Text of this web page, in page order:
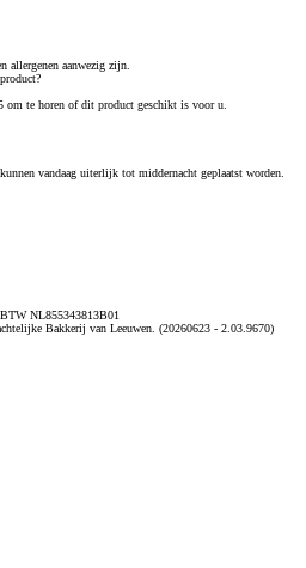
allergenen aanwezig zijn.
om te horen of dit product geschikt is voor u.
vandaag uiterlijk tot middernacht geplaatst worden.
NL855343813B01
Bakkerij van Leeuwen. (20260623 - 2.03.9670)